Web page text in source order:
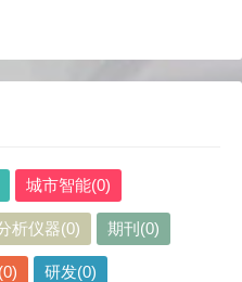
城市智能(0)
析仪器(0) 期刊(0)
研发(0)